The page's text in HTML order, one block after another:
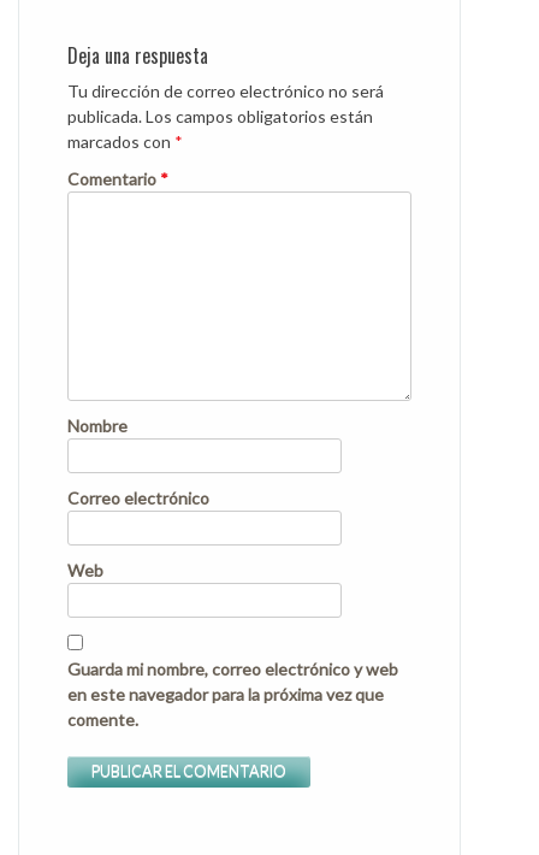
Deja una respuesta
Tu dirección de correo electrónico no será
publicada.Los campos obligatorios están
marcados con *
Comentario *
Nombre
Correo electrónico
Web
Guarda mi nombre, correo electrónico y web
en este navegador para la próxima vez que
comente.